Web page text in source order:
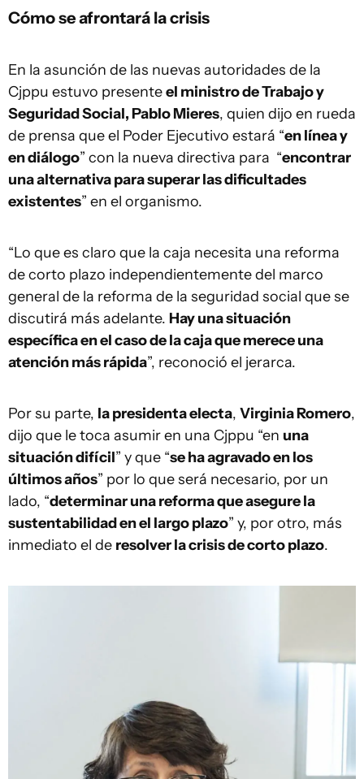
Cómo se afrontará la crisis
En la asunción de las nuevas autoridades de la
Cjppu estuvo presenteel ministro de Trabajo y
Seguridad Social, Pablo Mieres, quien dijo en rueda
de prensa que el Poder Ejecutivo estará “en línea y
en diálogo” con la nueva directiva para “encontrar
una alternativa para superar las dificultades
existentes” en el organismo.
“Lo que es claro que la caja necesita una reforma
de corto plazo independientemente del marco
general de la reforma de la seguridad social que se
discutirá más adelante. Hay una situación
específica en el caso de la caja que merece una
atención más rápida”, reconoció el jerarca.
Por su parte, la presidenta electa, Virginia Romero,
dijo que le toca asumir en una Cjppu “en una
situación difícil” y que “se ha agravado en los
últimos años” por lo que será necesario, por un
lado, “determinar una reforma que asegure la
sustentabilidad en el largo plazo” y, por otro, más
inmediato el de resolver la crisis de corto plazo.